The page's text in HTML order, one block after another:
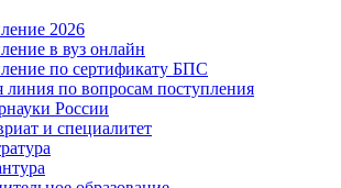
2026
в вуз онлайн
по сертификату БПС
линия по вопросам поступления
России
и специалитет